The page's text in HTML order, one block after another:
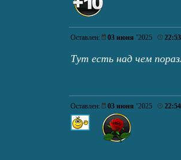
Оставлен: 03 июня ’2025 22:53
Тут есть над чем
Оставлен: 03 июня ’2025 22:54